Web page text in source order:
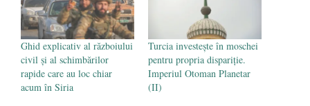
Ghid explicativ al războiului
civil și al schimbărilor
rapide care au loc chiar
acum în Siria
Turcia investeşte în moschei
pentru propria dispariţie.
Imperiul Otoman Planetar
(II)